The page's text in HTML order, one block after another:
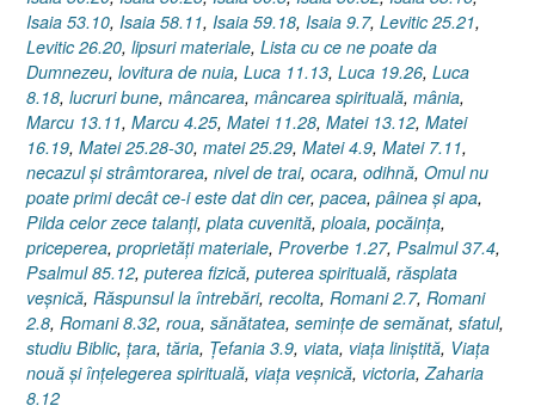
Isaia 53.10, Isaia 58.11, Isaia 59.18, Isaia 9.7, Levitic 25.21,
Levitic 26.20, lipsuri materiale, Lista cu ce ne poate da
Dumnezeu, lovitura de nuia, Luca 11.13, Luca 19.26, Luca
8.18, lucruri bune, mâncarea, mâncarea spirituală, mânia,
Marcu 13.11, Marcu 4.25, Matei 11.28, Matei 13.12, Matei
16.19, Matei 25.28-30, matei 25.29, Matei 4.9, Matei 7.11,
necazul şi strâmtorarea, nivel de trai, ocara, odihnă, Omul nu
poate primi decât ce-i este dat din cer, pacea, pâinea şi apa,
Pilda celor zece talanţi, plata cuvenită, ploaia, pocăinţa,
priceperea, proprietăţi materiale, Proverbe 1.27, Psalmul 37.4,
Psalmul 85.12, puterea fizică, puterea spirituală, răsplata
veşnică, Răspunsul la întrebări, recolta, Romani 2.7, Romani
2.8, Romani 8.32, roua, sănătatea, seminţe de semănat, sfatul,
studiu Biblic, ţara, tăria, Ţefania 3.9, viata, viaţa liniştită, Viaţa
nouă şi înţelegerea spirituală, viaţa veşnică, victoria,Zaharia
8.12